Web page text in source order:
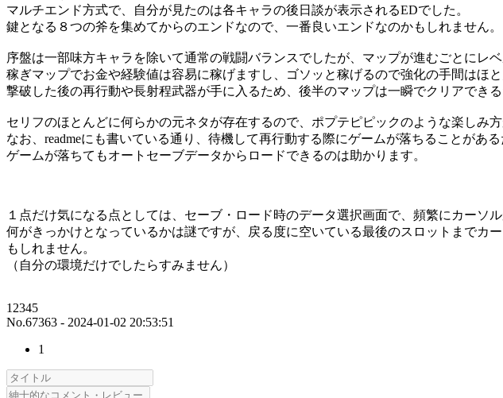
マルチエンド方式で、自分が見たのは各キャラの後日談が表示されるEDでした。
鍵となる８つの斧を集めてからのエンドなので、一番良いエンドなのかもしれません。
序盤は一部味方キャラを除いて通常の戦闘バランスでしたが、マップが進むごとにレ
稼ぎマップでお金や経験値は容易に稼げますし、ゴソッと稼げるので強化の手間はほと
撃破した後の再行動や長射程武器が手に入るため、後半のマップは一瞬でクリアでき
セリフのほとんどに何らかの元ネタが存在するので、ポプテピピックのような楽しみ方
なお、readmeにも書いている通り、待機して再行動する際にゲームが落ちることがあ
ゲームが落ちてもオートセーブデータからロードできるのは助かります。
１点だけ気になる点としては、セーブ・ロード時のデータ選択画面で、頻繁にカーソ
何がきっかけとなっているかは謎ですが、戻る度に空いている最後のスロットまで
もしれません。
（自分の環境だけでしたらすみません）
12345
No.67363 - 2024-01-02 20:53:51
1